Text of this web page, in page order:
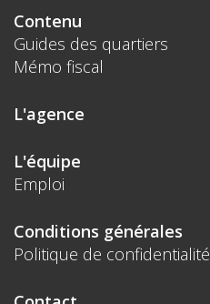
Contenu
Guides des quartiers
Mémo fiscal
L'agence
L'équipe
Emploi
Conditions générales
Politique de confidentialité